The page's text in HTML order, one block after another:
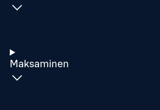
Maksaminen